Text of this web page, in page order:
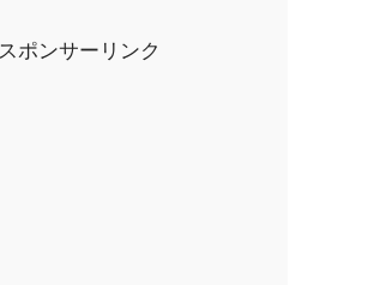
スポンサーリンク